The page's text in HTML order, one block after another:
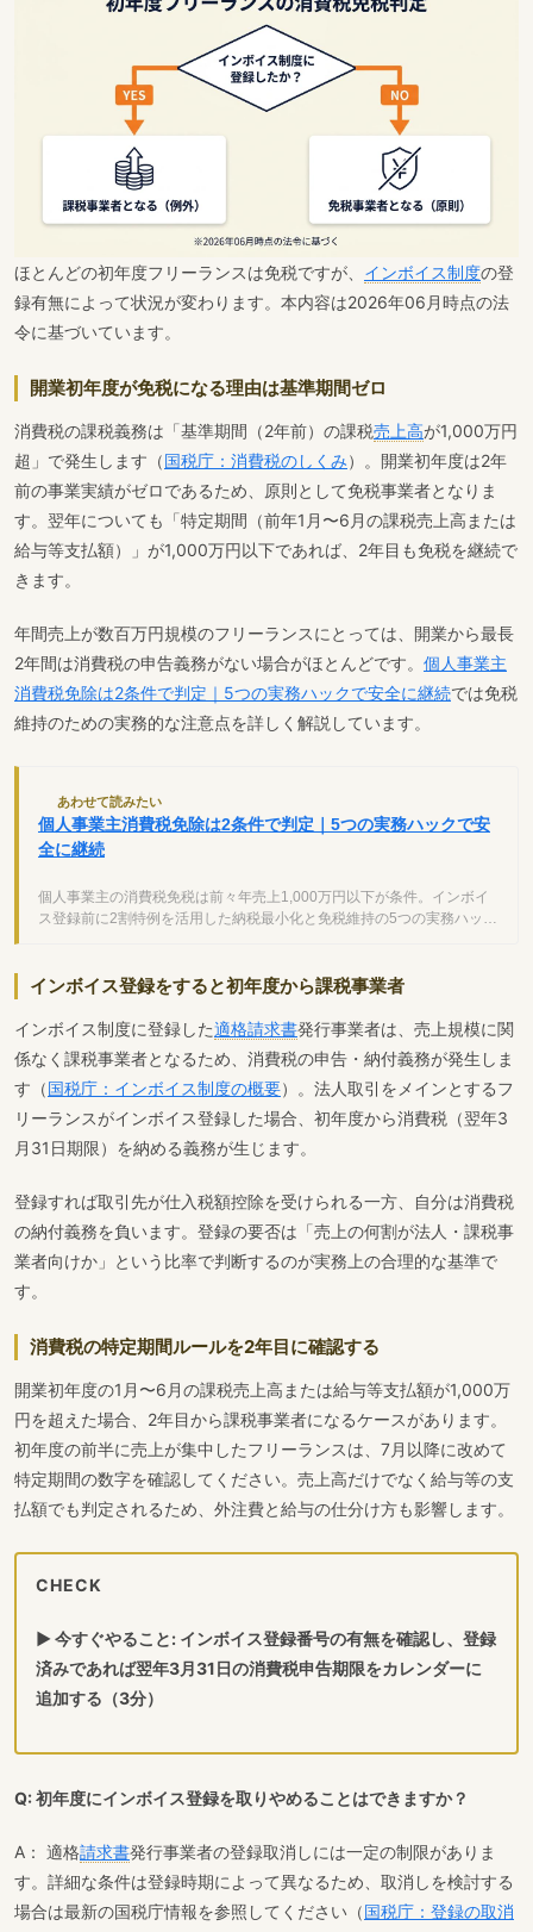
ほとんどの初年度フリーランスは免税ですが、 インボイス制度の登
録有無によって状況が変わります。本内容は2026年06月時点の法
令に基づいています。
開業初年度が免税になる理由は基準期間ゼロ
消費税の課税義務は「基準期間（2年前）の課税売上高が1,000万円
超」で発生します（国税庁：消費税のしくみ）。開業初年度は2年
前の事業実績がゼロであるため、原則として免税事業者となりま
す。翌年についても「特定期間（前年1月〜6月の課税売上高または
給与等支払額）」が1,000万円以下であれば、2年目も免税を継続で
きます。
年間売上が数百万円規模のフリーランスにとっては、開業から最長
2年間は消費税の申告義務がない場合がほとんどです。 個人事業主
消費税免除は2条件で判定｜5つの実務ハックで安全に継続では免税
維持のための実務的な注意点を詳しく解説しています。
あわせて読みたい
個人事業主消費税免除は2条件で判定｜5つの実務ハックで安
全に継続
個人事業主の消費税免税は前々年売上1,000万円以下が条件。インボイ
ス登録前に2割特例を活用した納税最小化と免税維持の5つの実務ハック
インボイス登録をすると初年度から課税事業者
インボイス制度に登録した適格請求書発行事業者は、売上規模に関
係なく課税事業者となるため、消費税の申告・納付義務が発生しま
す（国税庁：インボイス制度の概要）。法人取引をメインとするフ
リーランスがインボイス登録した場合、初年度から消費税（翌年3
月31日期限）を納める義務が生じます。
登録すれば取引先が仕入税額控除を受けられる一方、自分は消費税
の納付義務を負います。登録の要否は「売上の何割が法人・課税事
業者向けか」という比率で判断するのが実務上の合理的な基準で
す。
消費税の特定期間ルールを2年目に確認する
開業初年度の1月〜6月の課税売上高または給与等支払額が1,000万
円を超えた場合、2年目から課税事業者になるケースがあります。
初年度の前半に売上が集中したフリーランスは、7月以降に改めて
特定期間の数字を確認してください。売上高だけでなく給与等の支
払額でも判定されるため、外注費と給与の仕分け方も影響します。
CHECK
▶ 今すぐやること: インボイス登録番号の有無を確認し、登録
済みであれば翌年3月31日の消費税申告期限をカレンダーに
追加する（3分）
Q: 初年度にインボイス登録を取りやめることはできますか？
A： 適格請求書発行事業者の登録取消しには一定の制限がありま
す。詳細な条件は登録時期によって異なるため、取消しを検討する
場合は最新の国税庁情報を参照してください（国税庁：登録の取消